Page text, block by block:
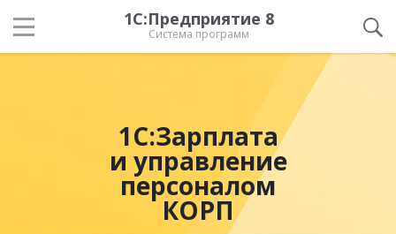
1С:Предприятие 8
Система программ
1С:Зарплата
и управление
персоналом
КОРП